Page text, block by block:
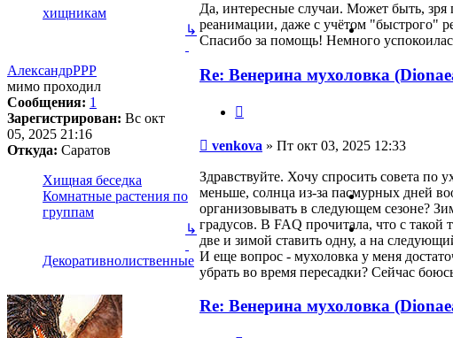
Да, интересные случаи. Может быть,
реанимации, даже с учётом "быстрого"
Спасибо за помощь! Немного
Re: Венерина мухоловка
Сообщение
venkova » Пт окт 03, 2025 12:33
Здравствуйте. Хочу спросить совета по
меньше, солнца из-за пасмурных дней
организовывать в следующем сезоне?
градусов. В FAQ прочитала, что с
две и зимой ставить одну, а на
И еще вопрос - мухоловка у меня
убрать во время пересадки? Сейчас
АлександрРРР
мимо проходил
Сообщения: 1
Зарегистрирован: Вс окт
05, 2025 21:16
Откуда: Саратов
Re: Венерина мухоловка
хищникам
↳
Хищная беседка
Комнатные растения по
группам
↳
Декоративнолиственные